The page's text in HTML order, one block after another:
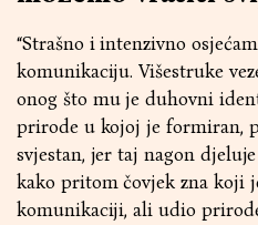
“Strašno i intenzivno
komunikaciju. Višestruke
onog što mu je duhovni
prirode u kojoj je formiran,
svjestan, jer taj nagon
kako pritom čovjek zna koji
komunikaciji, ali udio